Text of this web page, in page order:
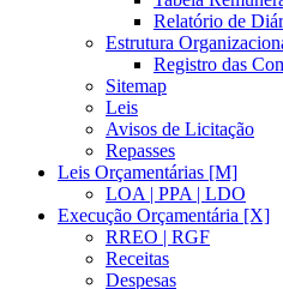
Relatório de
Estrutura
Registro das
Sitemap
Leis
Avisos de Licitação
Repasses
Leis Orçamentárias [M]
LOA | PPA | LDO
Execução Orçamentária [X]
RREO | RGF
Receitas
Despesas